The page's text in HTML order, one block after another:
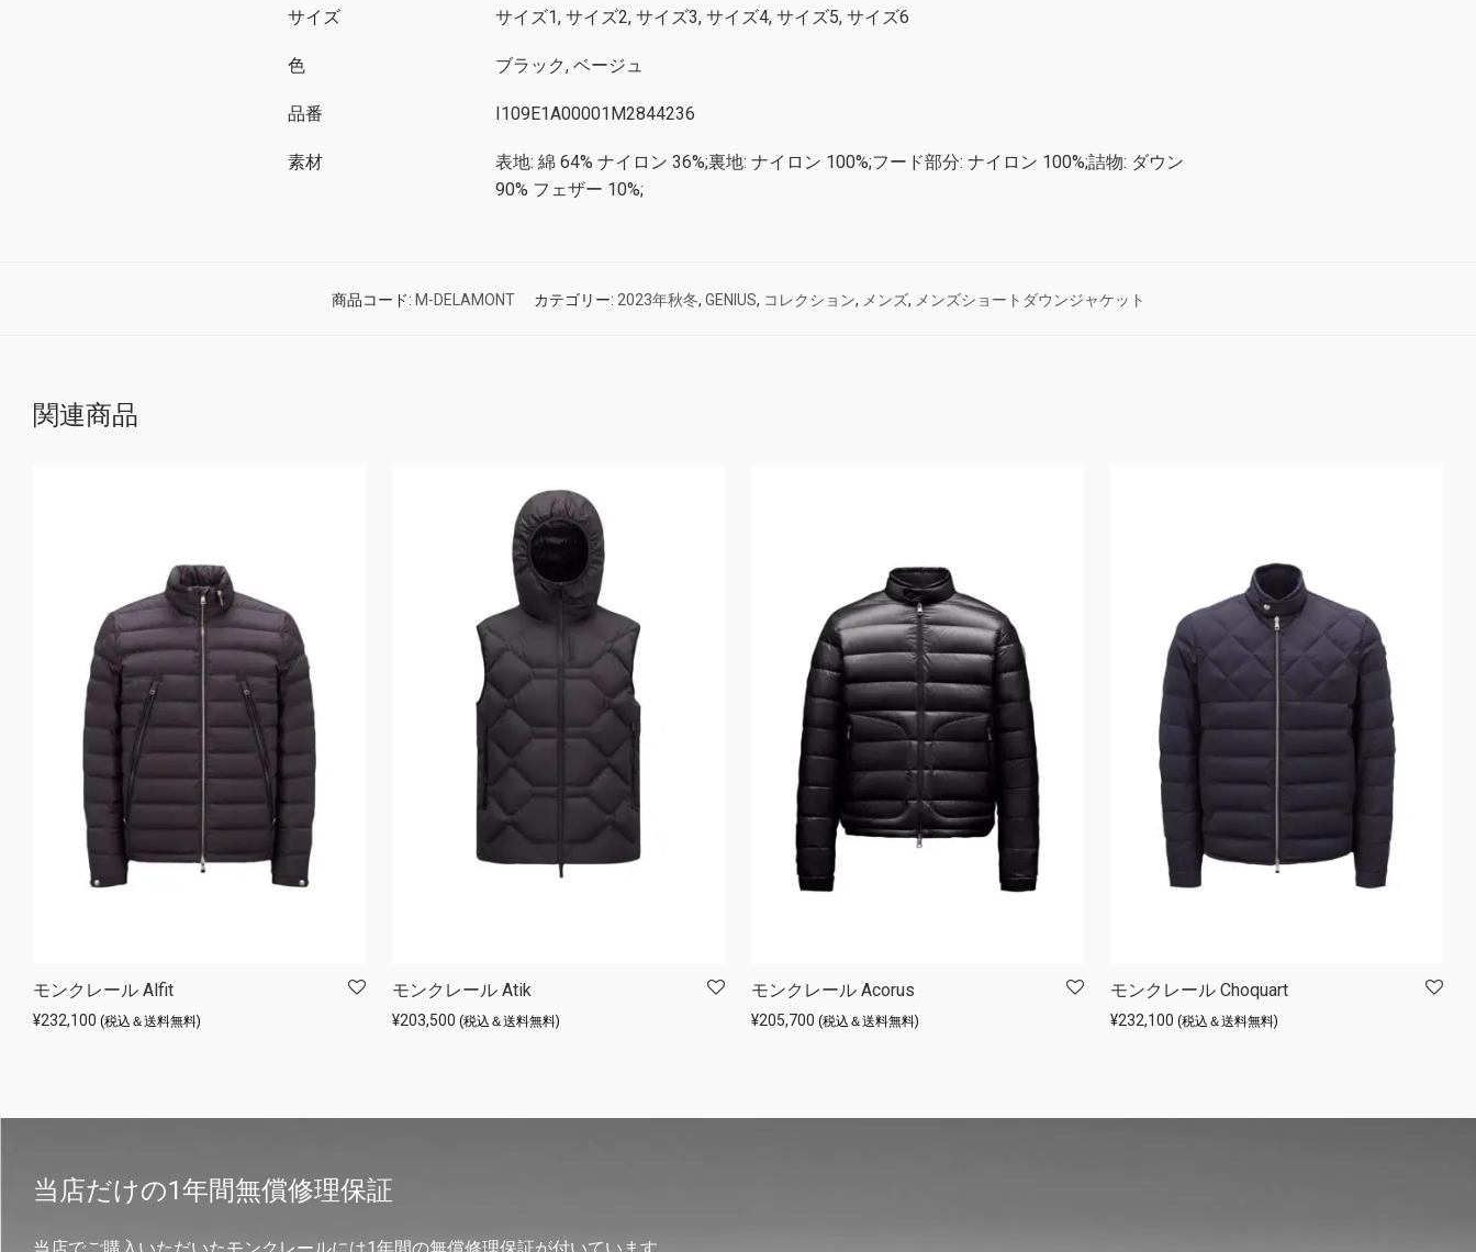
サイズ サイズ1, サイズ2, サイズ3, サイズ4, サイズ5, サイズ6
色 ブラック, ベージュ
品番 I109E1A00001M2844236
素材
表地: 綿 64% ナイロン 36%;裏地: ナイロン 100%;フード部分: ナイロン 100%;詰物: ダウン
90% フェザー 10%;
商品コード: M-DELAMONT カテゴリー: 2023年秋冬, GENIUS, コレクション, メンズ, メンズショートダウンジャケット
関連商品
モンクレール Alfit
¥232,100 (税込＆送料無料)
モンクレール Atik
¥203,500 (税込＆送料無料)
モンクレール Acorus
¥205,700 (税込＆送料無料)
モンクレール Choquart
¥232,100 (税込＆送料無料)
当店だけの1年間無償修理保証